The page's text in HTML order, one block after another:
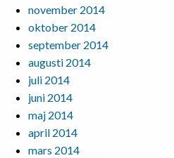
november 2014
oktober 2014
september 2014
augusti 2014
juli 2014
juni 2014
maj 2014
april 2014
mars 2014